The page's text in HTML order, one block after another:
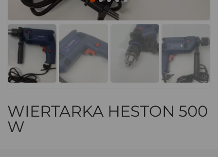
WIERTARKA HESTON 500
W